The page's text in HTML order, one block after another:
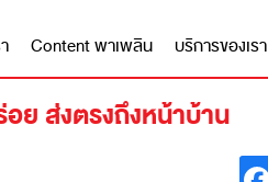
Content พาเพลิน บริการของเรา
อย ส่งตรงถึงหน้าบ้าน